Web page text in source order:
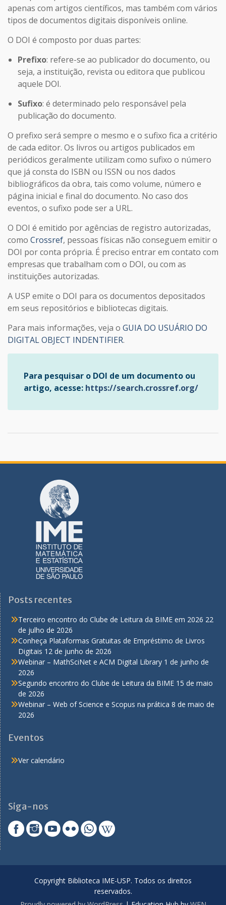
apenas com artigos científicos, mas também com vários
tipos de documentos digitais disponíveis online.
O DOI é composto por duas partes:
Prefixo: refere-se ao publicador do documento, ou
seja, a instituição, revista ou editora que publicou
aquele DOI.
Sufixo: é determinado pelo responsável pela
publicação do documento.
O prefixo será sempre o mesmo e o sufixo fica a critério
de cada editor. Os livros ou artigos publicados em
periódicos geralmente utilizam como sufixo o número
que já consta do ISBN ou ISSN ou nos dados
bibliográficos da obra, tais como volume, número e
página inicial e final do documento. No caso dos
eventos, o sufixo pode ser a URL.
O DOI é emitido por agências de registro autorizadas,
como Crossref, pessoas físicas não conseguem emitir o
DOI por conta própria. É preciso entrar em contato com
empresas que trabalham com o DOI, ou com as
instituições autorizadas.
A USP emite o DOI para os documentos depositados
em seus repositórios e bibliotecas digitais.
Para mais informações, veja o GUIA DO USUÁRIO DO
DIGITAL OBJECT INDENTIFIER.
Para pesquisar o DOI de um documento ou
artigo, acesse: https://search.crossref.org/
Posts recentes
Terceiro encontro do Clube de Leitura da BIME em 2026 22
de julho de 2026
Conheça Plataformas Gratuitas de Empréstimo de Livros
Digitais 12 de junho de 2026
Webinar – MathSciNet e ACM Digital Library 1 de junho de
2026
Segundo encontro do Clube de Leitura da BIME 15 de maio
de 2026
Webinar – Web of Science e Scopus na prática 8 de maio de
2026
Eventos
Ver calendário
Siga-nos
Copyright Biblioteca IME-USP. Todos os direitos
reservados.